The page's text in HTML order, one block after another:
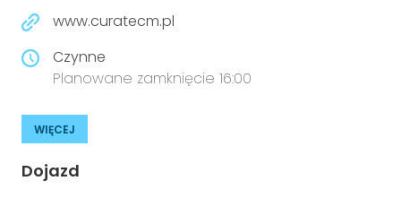
www.curatecm.pl
Czynne
Planowane zamknięcie 16:00
WIĘCEJ
Dojazd